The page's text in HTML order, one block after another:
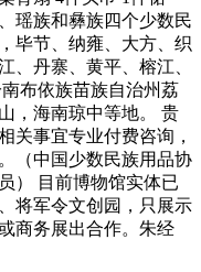
瑶族和彝族四个少数民
毕节、纳雍、大方、织
、丹寨、黄平、榕江、
布依族苗族自治州荔
，海南琼中等地。 贵
关事宜专业付费咨询，
（中国少数民族用品协
） 目前博物馆实体已
将军令文创园，只展示
商务展出合作。朱经